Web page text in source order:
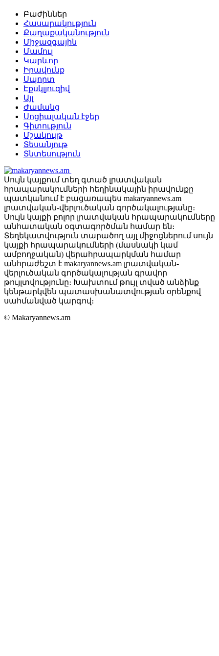
Բաժիններ
Հասարակություն
Քաղաքականություն
Միջազգային
Մամուլ
Կարևոր
Իրավունք
Սպորտ
Էքսկլյուզիվ
Այլ
Ժամանց
Սոցիալական էջեր
Գիտություն
Մշակույթ
Տեսանյութ
Տնտեսություն
Սույն կայքում տեղ գտած լրատվական
հրապարակումների հեղինակային իրավունքը
պատկանում է բացառապես makaryannews.am
լրատվական-վերլուծական գործակալությանը։
Սույն կայքի բոլոր լրատվական հրապարակումները
անհատական օգտագործման համար են։
Տեղեկատվություն տարածող այլ միջոցներում սույն
կայքի հրապարակումների (մասնակի կամ
ամբողջական) վերահրապարկման համար
անհրաժեշտ է makaryannews.am լրատվական-
վերլուծական գործակալության գրավոր
թույլտվությունը։ Խախտում թույլ տված անձինք
կենթարկվեն պատասխանատվության օրենքով
սահմանված կարգով։
© Makaryannews.am